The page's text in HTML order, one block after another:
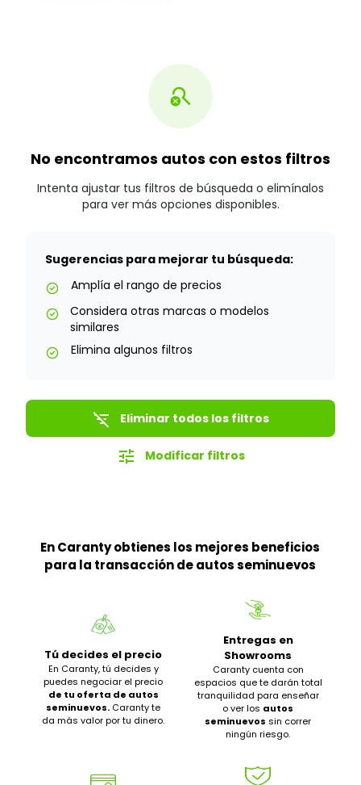
search_off
No encontramos autos con estos filtros
Intenta ajustar tus filtros de búsqueda o elimínalos
para ver más opciones disponibles.
Sugerencias para mejorar tu búsqueda:
check_circle Amplía el rango de precios
check_circle
Considera otras marcas o modelos
similares
check_circle Elimina algunos filtros
filter_list_off Eliminar todos los filtros
tune Modificar filtros
En Caranty obtienes los mejores beneficios
para la transacción de autos seminuevos
Tú decides el precio
En Caranty, tú decides y
puedes negociar el precio
de tu oferta de autos
seminuevos. Caranty te
da más valor por tu dinero.
Entregas en
Showrooms
Caranty cuenta con
espacios que te darán total
tranquilidad para enseñar
o ver los autos
seminuevos sin correr
ningún riesgo.